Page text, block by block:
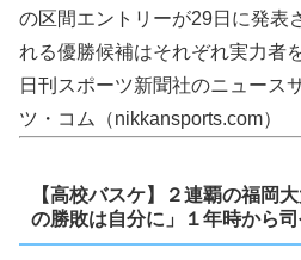
の区間エントリーが29日に発表
れる優勝候補はそれぞれ実力者
日刊スポーツ新聞社のニュース
ツ・コム（nikkansports.com）
【高校バスケ】２連覇の福岡
の勝敗は自分に」１年時から司